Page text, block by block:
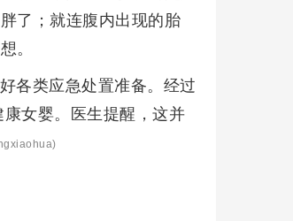
了；就连腹内出现的胎
。
各类应急处置准备。经过
女婴。医生提醒，这并